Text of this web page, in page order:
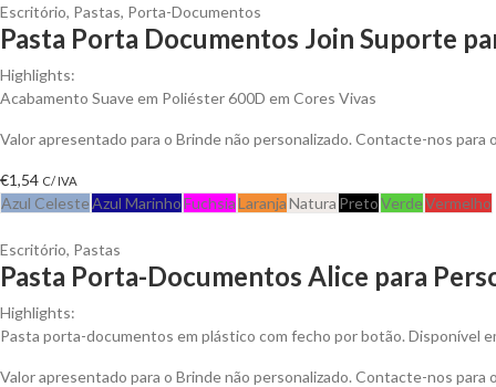
Escritório, Pastas, Porta-Documentos
Pasta Porta Documentos Join Suporte
Highlights:
Acabamento Suave em Poliéster 600D em Cores Vivas
Valor apresentado para o Brinde não personalizado. Contacte-nos
€1,54 C/ IVA
Azul CelesteAzul MarinhoFuchsiaLaranjaNatura PretoVerdeVermelho
Escritório, Pastas
Pasta Porta-Documentos Alice para
Highlights:
Pasta porta-documentos em plástico com fecho por botão. Disponível
Valor apresentado para o Brinde não personalizado. Contacte-nos